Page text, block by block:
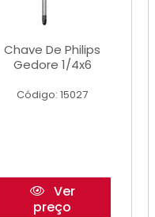
Chave De Philips
Gedore 1/4x6
Código: 15027
Ver
preço